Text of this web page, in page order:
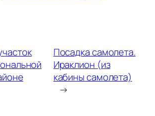
Посадка самолета.
Ираклион (из
кабины самолета)
→